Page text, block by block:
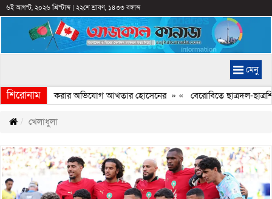
৬ই আগস্ট, ২০২৬ খ্রিস্টাব্দ| ২২শে শ্রাবণ, ১৪৩৩ বঙ্গাব্দ
মেনু
শিরোনাম
বিকৃত করার অভিযোগ আখতার হোসেনের» «বেরোবিতে ছাত্রদল-ছাত্রশিবির
খেলাধুলা